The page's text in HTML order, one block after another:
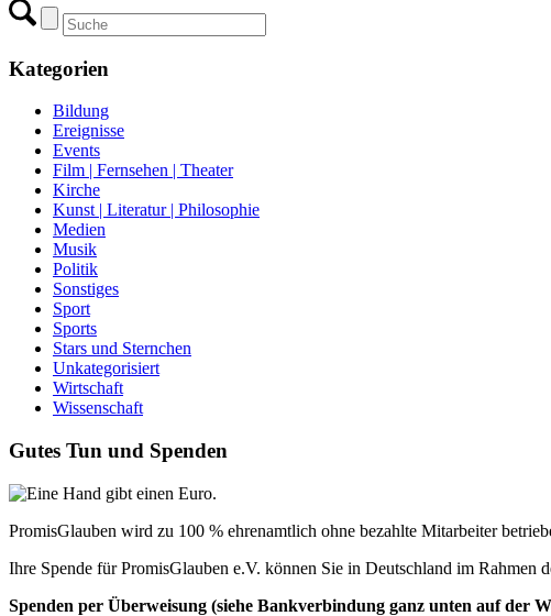
Kategorien
Bildung
Ereignisse
Events
Film | Fernsehen | Theater
Kirche
Kunst | Literatur | Philosophie
Medien
Musik
Politik
Sonstiges
Sport
Sports
Stars und Sternchen
Unkategorisiert
Wirtschaft
Wissenschaft
Gutes Tun und Spenden
PromisGlauben wird zu 100 % ehrenamtlich ohne bezahlte Mitarbeiter
Ihre Spende für PromisGlauben e.V. können Sie in Deutschland im Rahmen
Spenden per Überweisung (siehe Bankverbindung ganz unten auf der